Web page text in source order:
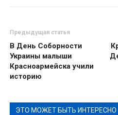
Предыдущая статья
В День Соборности
Украины малыши
Красноармейска учили
историю
ЭТО МОЖЕТ БЫТЬ ИНТЕРЕСНО